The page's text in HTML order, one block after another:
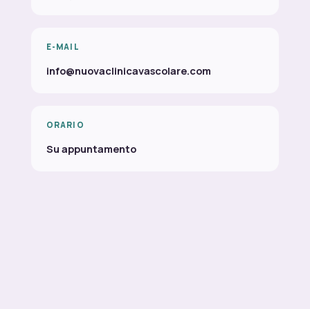
E-MAIL
info@nuovaclinicavascolare.com
ORARIO
Su appuntamento